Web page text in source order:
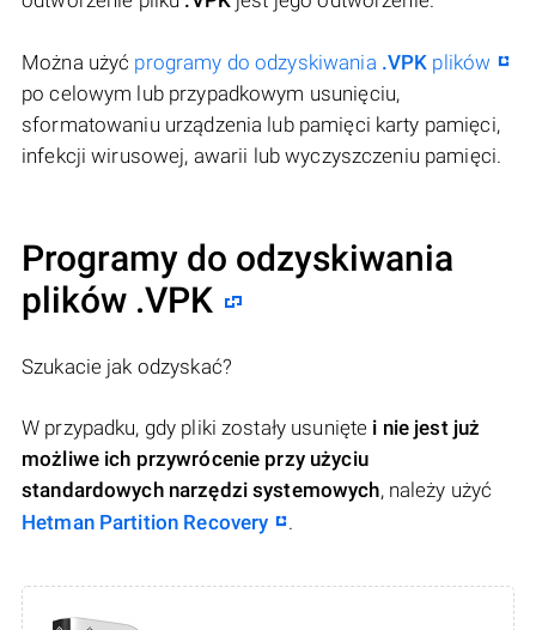
Można użyć programy do odzyskiwania .VPK plików
po celowym lub przypadkowym usunięciu,
sformatowaniu urządzenia lub pamięci karty pamięci,
infekcji wirusowej, awarii lub wyczyszczeniu pamięci.
Programy do odzyskiwania
plików .VPK
Szukacie jak odzyskać?
W przypadku, gdy pliki zostały usunięte i nie jest już
możliwe ich przywrócenie przy użyciu
standardowych narzędzi systemowych, należy użyć
Hetman Partition Recovery
.